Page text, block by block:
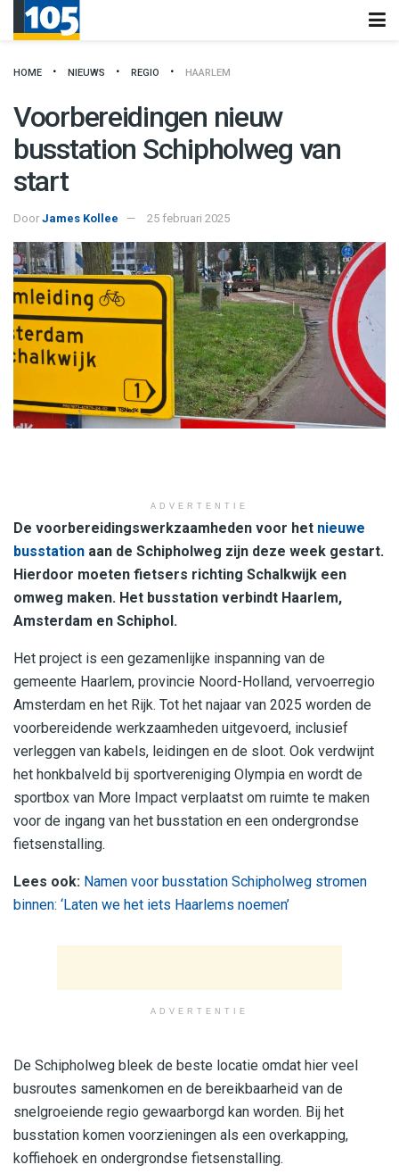
HOME NIEUWS REGIO HAARLEM
Voorbereidingen nieuw
busstation Schipholweg van
start
Door James Kollee 25 februari 2025
ADVERTENTIE
De voorbereidingswerkzaamheden voor het nieuwe
busstation aan de Schipholweg zijn deze week gestart.
Hierdoor moeten fietsers richting Schalkwijk een
omweg maken. Het busstation verbindt Haarlem,
Amsterdam en Schiphol.
Het project is een gezamenlijke inspanning van de
gemeente Haarlem, provincie Noord-Holland, vervoerregio
Amsterdam en het Rijk. Tot het najaar van 2025 worden de
voorbereidende werkzaamheden uitgevoerd, inclusief
verleggen van kabels, leidingen en de sloot. Ook verdwijnt
het honkbalveld bij sportvereniging Olympia en wordt de
sportbox van More Impact verplaatst om ruimte te maken
voor de ingang van het busstation en een ondergrondse
fietsenstalling.
Lees ook: Namen voor busstation Schipholweg stromen
binnen: ‘Laten we het iets Haarlems noemen’
ADVERTENTIE
De Schipholweg bleek de beste locatie omdat hier veel
busroutes samenkomen en de bereikbaarheid van de
snelgroeiende regio gewaarborgd kan worden. Bij het
busstation komen voorzieningen als een overkapping,
koffiehoek en ondergrondse fietsenstalling.